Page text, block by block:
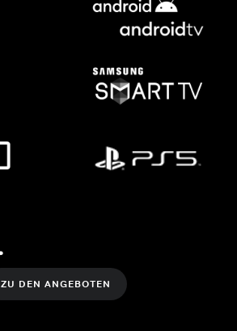
ZU DEN ANGEBOTEN